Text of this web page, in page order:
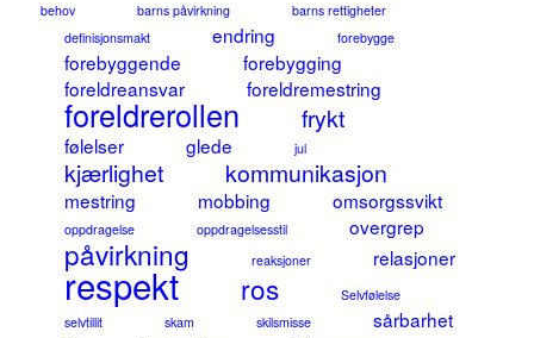
behov
barns påvirkning
barns rettigheter
definisjonsmakt
endring forebygge
forebyggende
forebygging
foreldreansvar
foreldremestring
foreldrerollen frykt
følelser glede jul
kjærlighet kommunikasjon
mestring mobbing omsorgssvikt
oppdragelse oppdragelsesstil overgrep
påvirkning reaksjoner relasjoner
respekt ros
Selvfølelse
selvtillit
skam skilsmisse sårbarhet